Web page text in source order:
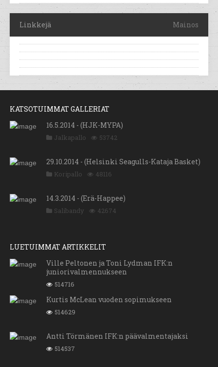
Linkkejä Mainos
KATSOTUIMMAT GALLERIAT
16.5.2014 - (HJK-MYPA)
Jalkapallo 53742
29.10.2014 - (Helsinki Seagulls-Kataja Basket)
Koripallo 48116
14.3.2014 - (Erä-Happee)
Salibandy 42674
LUETUIMMAT ARTIKKELIT
Ville Peltonen ja Toni Lydman IFK:n
juniorivalmennukseen
514716
Kurtis McLean vuoden sopimukseen
514629
Antti Törmänen IFK:n päävalmentajaksi
514537